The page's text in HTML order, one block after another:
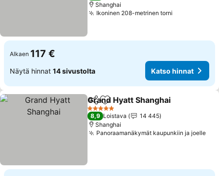
Shanghai
Ikoninen 208-metrinen torni
Alkaen 117 €
Näytä hinnat 14 sivustolta Katso hinnat
Jaa Lisää suosikkeihin
Grand Hyatt Shanghai
5 Tähtiluokitus
8,9 Loistava
14 445
Shanghai
Panoraamanäkymät kaupunkiin ja joelle